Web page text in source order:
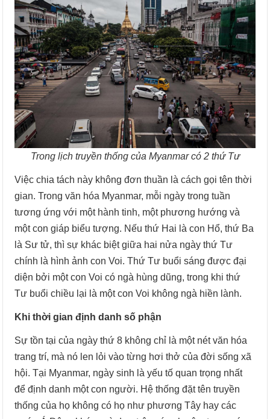
Trong lịch truyền thống của Myanmar có 2 thứ Tư
Việc chia tách này không đơn thuần là cách gọi tên thời
gian. Trong văn hóa Myanmar, mỗi ngày trong tuần
tương ứng với một hành tinh, một phương hướng và
một con giáp biểu tượng. Nếu thứ Hai là con Hổ, thứ Ba
là Sư tử, thì sự khác biệt giữa hai nửa ngày thứ Tư
chính là hình ảnh con Voi. Thứ Tư buổi sáng được đại
diện bởi một con Voi có ngà hùng dũng, trong khi thứ
Tư buổi chiều lại là một con Voi không ngà hiền lành.
Khi thời gian định danh số phận
Sự tồn tại của ngày thứ 8 không chỉ là một nét văn hóa
trang trí, mà nó len lỏi vào từng hơi thở của đời sống xã
hội. Tại Myanmar, ngày sinh là yếu tố quan trọng nhất
để định danh một con người. Hệ thống đặt tên truyền
thống của họ không có họ như phương Tây hay các